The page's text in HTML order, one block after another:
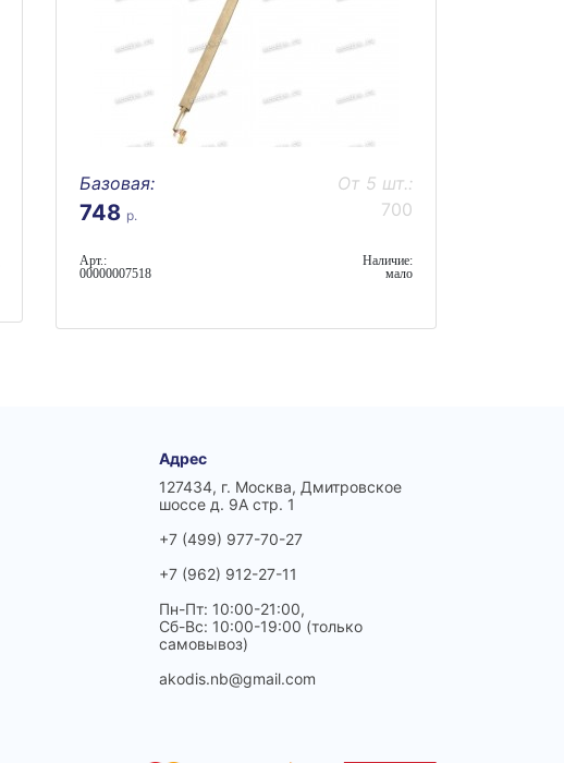
Базовая:
748 р.
От 5 шт.:
700
Арт.:
00000007518
Наличие:
мало
Адрес
127434, г. Москва, Дмитровское
шоссе д. 9А стр. 1
+7 (499) 977-70-27
+7 (962) 912-27-11
Пн-Пт: 10:00-21:00,
Сб-Вс: 10:00-19:00 (только
самовывоз)
akodis.nb@gmail.com